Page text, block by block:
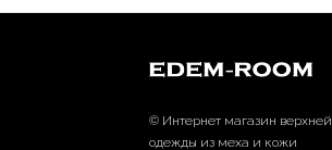
© Интернет магазин верхней
одежды из меха и кожи